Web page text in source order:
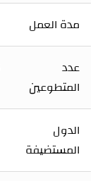
مدة العمل
عدد
المتطوعين
الدول
المستضيفة